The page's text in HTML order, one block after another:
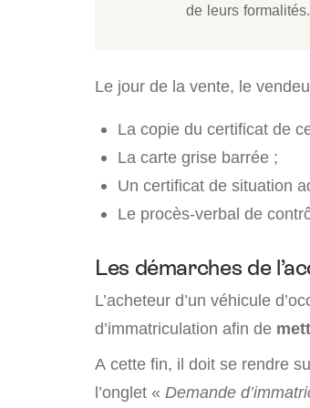
de leurs formalités.
Le jour de la vente, le
La copie du certificat de
La carte grise barrée ;
Un certificat de situation
Le procès-verbal de
Les démarches de
L’acheteur d’un véhicule
d’immatriculation afin de
A cette fin, il doit se rendre
l’onglet « Demande